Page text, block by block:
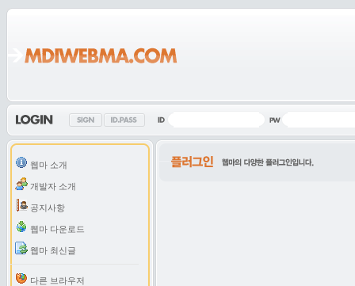
웹마 소개
개발자 소개
공지사항
웹마 다운로드
웹마 최신글
다른 브라우저